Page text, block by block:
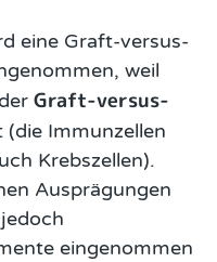
eine Graft-versus-
weil
Graft-versus-
(die Immunzellen
Krebszellen).
Ausprägungen
eingenommen